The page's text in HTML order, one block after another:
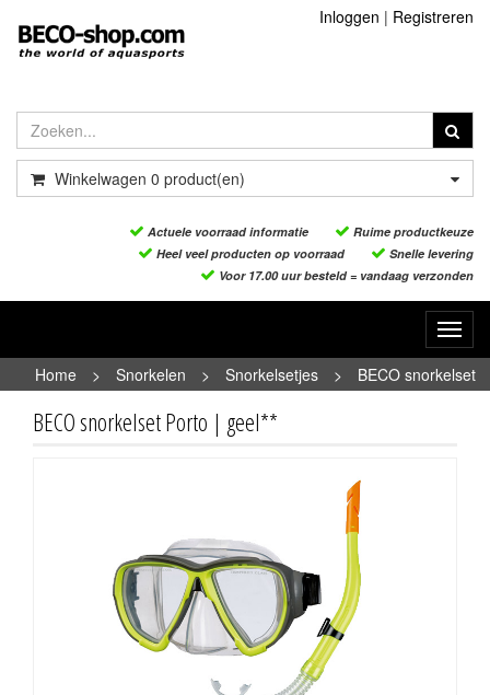
Inloggen | Registreren
Winkelwagen 0 product(en)
Actuele voorraad informatie
Ruime productkeuze
Heel veel producten op voorraad
Snelle levering
Voor 17.00 uur besteld = vandaag verzonden
Home
> Snorkelen > Snorkelsetjes >
BECO snorkelset
Porto | geel**
BECO snorkelset Porto | geel**